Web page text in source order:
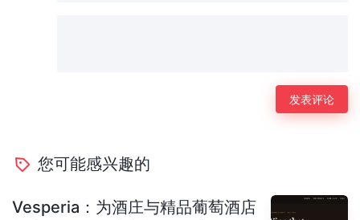
您可能感兴趣的
Vesperia：为酒庄与精品葡萄酒店